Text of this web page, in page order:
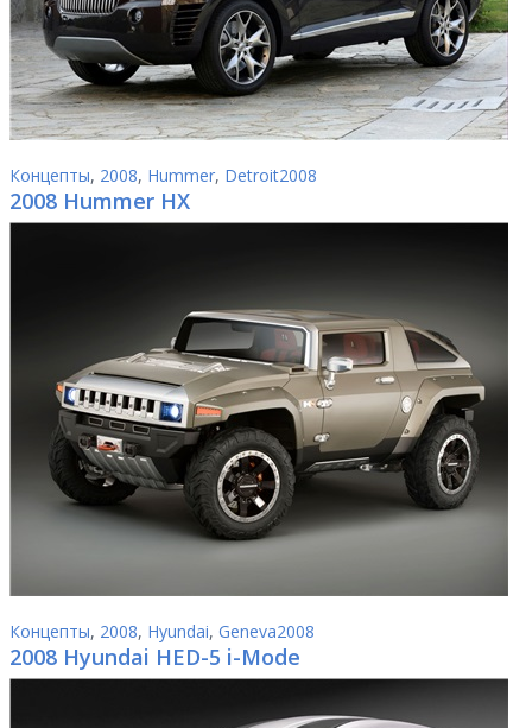
Концепты, 2008, Hummer, Detroit2008
2008 Hummer HX
Концепты, 2008, Hyundai, Geneva2008
2008 Hyundai HED-5 i-Mode